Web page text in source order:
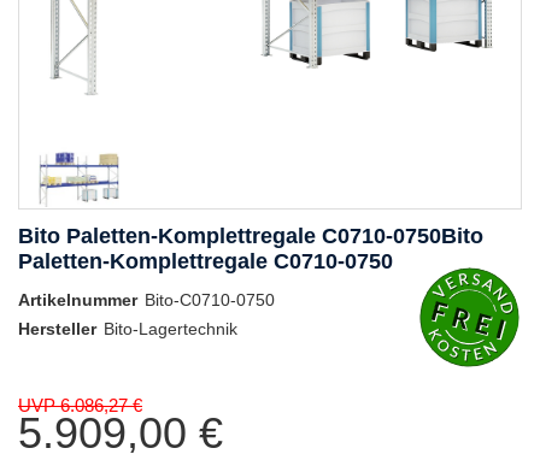
Bito Paletten-Komplettregale C0710-0750Bito
Paletten-Komplettregale C0710-0750
Artikelnummer Bito-C0710-0750
Hersteller Bito-Lagertechnik
UVP 6.086,27 €
5.909,00 €